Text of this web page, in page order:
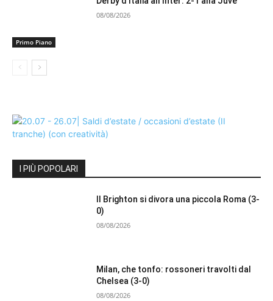
Primo Piano
08/08/2026
I PIÙ POPOLARI
Il Brighton si divora una piccola Roma (3-
0)
08/08/2026
Milan, che tonfo: rossoneri travolti dal
Chelsea (3-0)
08/08/2026